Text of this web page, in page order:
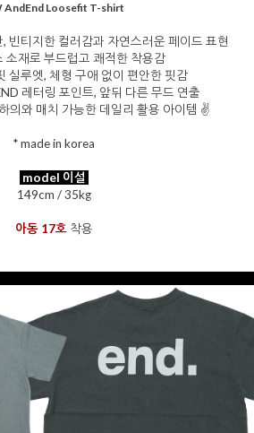
AndEnd Loosefit T-shirt
빈티지한 컬러감과 자연스러운 페이드 표현
소재로 부드럽고 쾌적한 착용감
실루엣, 체형 구애 없이 편안한 핏감
레터링 포인트, 앞뒤 다른 무드 연출
의와 매치 가능한 데일리 활용 아이템 ✌️
* made in korea
model 이설
149cm / 35kg
아동 17호착용